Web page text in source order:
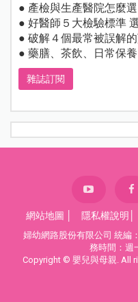
● 產檢與生產醫院怎麼選
● 好醫師５大檢驗標準
● 破解４個最常被誤解
● 藥膳、茶飲、日常保
雜誌訂閱
網站地圖 隱私權說明
婦幼網路股份有限公司 統編
務時間：週
Copyright © 嬰兒與母親. All